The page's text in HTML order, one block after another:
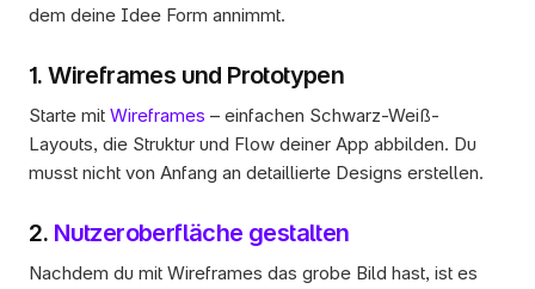
dem deine Idee Form annimmt.
1. Wireframes und Prototypen
Starte mit Wireframes – einfachen Schwarz-Weiß-
Layouts, die Struktur und Flow deiner App abbilden. Du
musst nicht von Anfang an detaillierte Designs erstellen.
2. Nutzeroberfläche gestalten
Nachdem du mit Wireframes das grobe Bild hast, ist es